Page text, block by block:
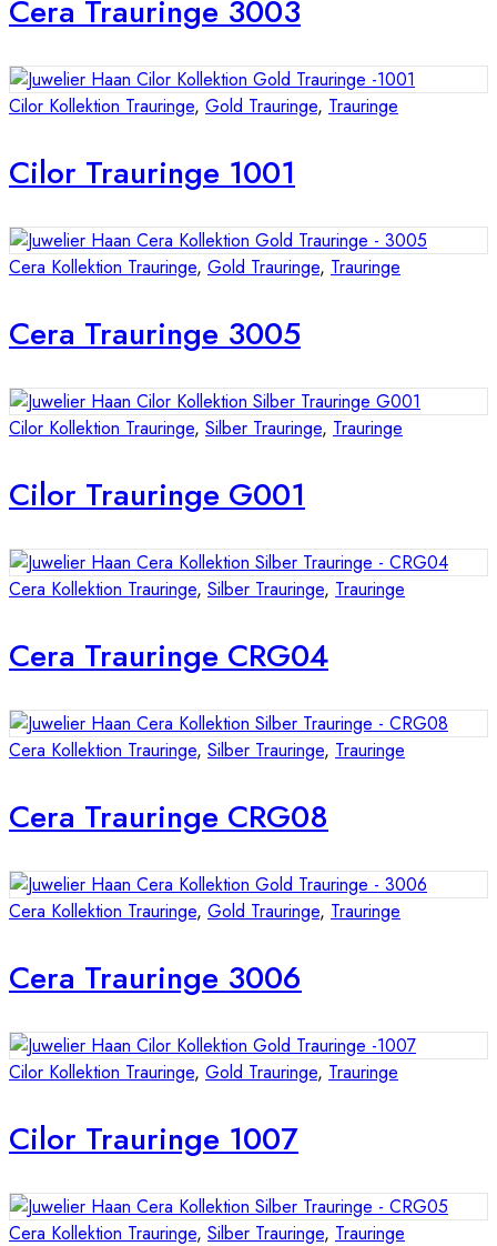
Cera Trauringe 3003
Cilor Kollektion Trauringe, Gold Trauringe, Trauringe
Cilor Trauringe 1001
Cera Kollektion Trauringe, Gold Trauringe, Trauringe
Cera Trauringe 3005
Cilor Kollektion Trauringe, Silber Trauringe, Trauringe
Cilor Trauringe G001
Cera Kollektion Trauringe, Silber Trauringe, Trauringe
Cera Trauringe CRG04
Cera Kollektion Trauringe, Silber Trauringe, Trauringe
Cera Trauringe CRG08
Cera Kollektion Trauringe, Gold Trauringe, Trauringe
Cera Trauringe 3006
Cilor Kollektion Trauringe, Gold Trauringe, Trauringe
Cilor Trauringe 1007
Cera Kollektion Trauringe, Silber Trauringe, Trauringe